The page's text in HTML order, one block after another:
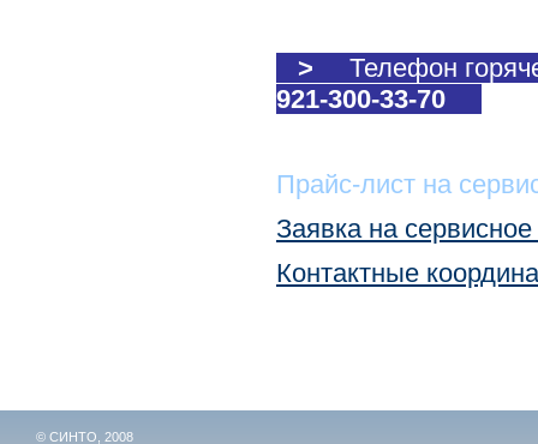
>
Телефон
921-300-33-70
Прайс-лист на
Заявка на
Контактные
© СИНТО, 2008